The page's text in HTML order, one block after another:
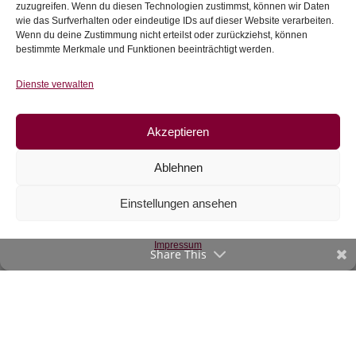
zuzugreifen. Wenn du diesen Technologien zustimmst, können wir Daten
wie das Surfverhalten oder eindeutige IDs auf dieser Website verarbeiten.
Wenn du deine Zustimmung nicht erteilst oder zurückziehst, können
bestimmte Merkmale und Funktionen beeinträchtigt werden.
Dienste verwalten
Akzeptieren
Ablehnen
Einstellungen ansehen
Impressum
inkl. 20 % MwSt.
Zur Wunschliste
Zur Wunschliste
Druck, Blumen, beige
Share This